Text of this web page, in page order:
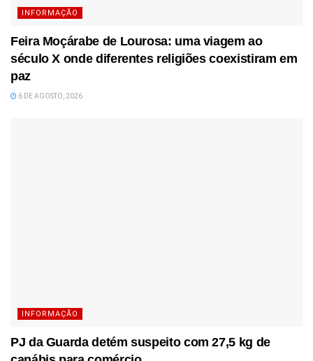
INFORMAÇÃO
Feira Moçárabe de Lourosa: uma viagem ao
século X onde diferentes religiões coexistiram em
paz
6 DE AGOSTO, 2026
INFORMAÇÃO
PJ da Guarda detém suspeito com 27,5 kg de